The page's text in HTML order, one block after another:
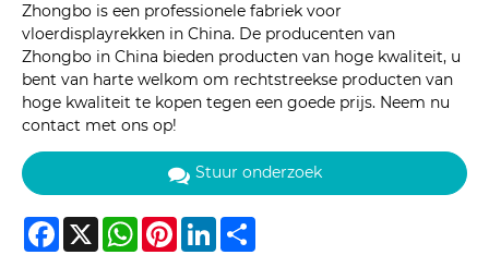
Zhongbo is een professionele fabriek voor
vloerdisplayrekken in China. De producenten van
Zhongbo in China bieden producten van hoge kwaliteit, u
bent van harte welkom om rechtstreekse producten van
hoge kwaliteit te kopen tegen een goede prijs. Neem nu
contact met ons op!
Stuur onderzoek
Facebook
X WhatsAppPinterestLinkedIn